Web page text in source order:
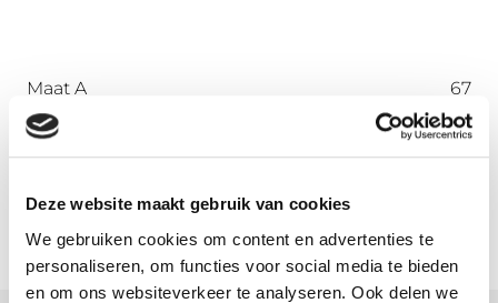
Deze website maakt gebruik van cookies
We gebruiken cookies om content en advertenties te
personaliseren, om functies voor social media te bieden
en om ons websiteverkeer te analyseren. Ook delen we
Maat A
67
Maat B
45